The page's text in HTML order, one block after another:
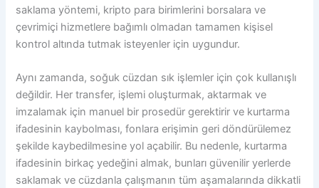
saklama yöntemi, kripto para birimlerini borsalara ve
çevrimiçi hizmetlere bağımlı olmadan tamamen kişisel
kontrol altında tutmak isteyenler için uygundur.
Aynı zamanda, soğuk cüzdan sık işlemler için çok kullanışlı
değildir. Her transfer, işlemi oluşturmak, aktarmak ve
imzalamak için manuel bir prosedür gerektirir ve kurtarma
ifadesinin kaybolması, fonlara erişimin geri döndürülemez
şekilde kaybedilmesine yol açabilir. Bu nedenle, kurtarma
ifadesinin birkaç yedeğini almak, bunları güvenilir yerlerde
saklamak ve cüzdanla çalışmanın tüm aşamalarında dikkatli